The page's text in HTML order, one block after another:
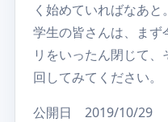
く始めていればなあと。
学生の皆さんは、まず
リをいったん閉じて
回してみてください。
公開日 2019/10/29